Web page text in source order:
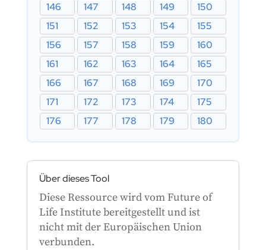
146
147 148 149
150
151
152 153 154
155
156
157 158 159
160
161
162 163 164
165
166
167 168 169
170
171
172 173 174
175
176
177 178 179 180
Über dieses Tool
Diese Ressource wird vom Future of
Life Institute bereitgestellt und ist
nicht mit der Europäischen Union
verbunden.